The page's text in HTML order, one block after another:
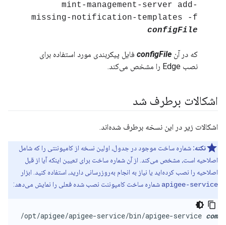
mint-management-server add-
missing-notification-templates -f
configFile
که در آن configFile فایل پیکربندی مورد استفاده برای
نصب Edge را مشخص می‌کند.
اشکالات برطرف شد
اشکالات زیر در این نسخه برطرف شده‌اند.
نکته: شماره ساخت موجود در جدول، اولین نسخه از کامپوننتی را که شامل
اصلاحیه است، مشخص می‌کند. از آن شماره ساخت برای تعیین اینکه آیا از قبل
اصلاحیه را نصب کرده‌اید یا نیاز به انجام به‌روزرسانی دارید، استفاده کنید. ابزار
apigee-service شماره ساخت کامپوننت نصب شده فعلی را نمایش می‌دهد:
/opt/apigee/apigee-service/bin/apigee-service comp